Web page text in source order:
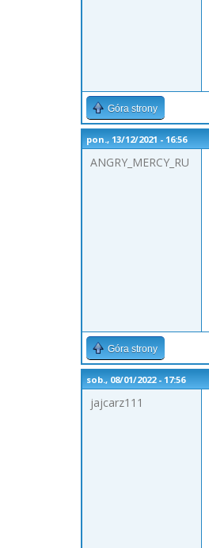
Góra strony
pon., 13/12/2021 - 16:56
ANGRY_MERCY_RU
Góra strony
sob., 08/01/2022 - 17:56
jajcarz111